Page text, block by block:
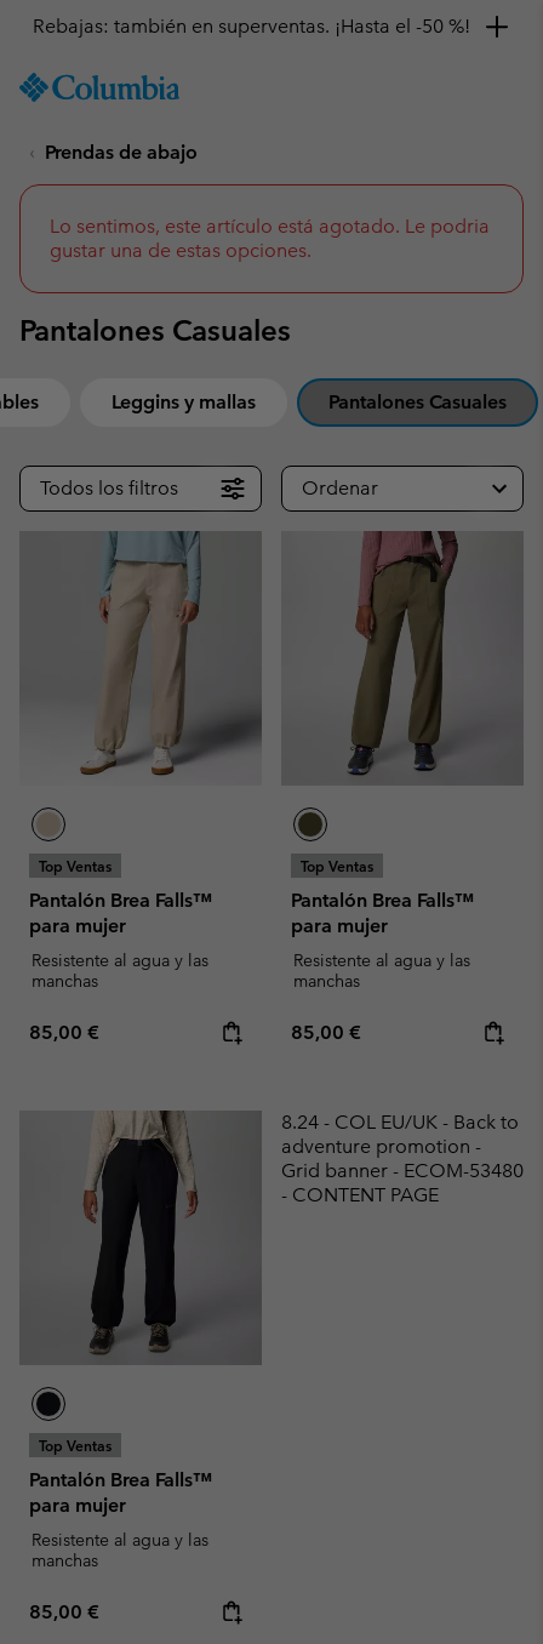
TO
SKIP
NAV
SKIP
TO
SEARCH
Rebajas: también en superventas. ¡Hasta el -50 %!
Prendas de abajo
Lo sentimos, este artículo está agotado. Le podria
gustar una de estas opciones.
Pantalones Casuales
Leggins y mallas Pantalones Casuales
Todos los filtros Ordenar
Top Ventas
Pantalón Brea Falls™
para mujer
Resistente al agua y las
manchas
Regular price:
85,00 €
Top Ventas
Pantalón Brea Falls™
para mujer
Resistente al agua y las
manchas
Regular price:
85,00 €
Top Ventas
Pantalón Brea Falls™
para mujer
Resistente al agua y las
manchas
Regular price:
85,00 €
8.24 - COL EU/UK - Back to
adventure promotion -
Grid banner - ECOM-53480
- CONTENT PAGE